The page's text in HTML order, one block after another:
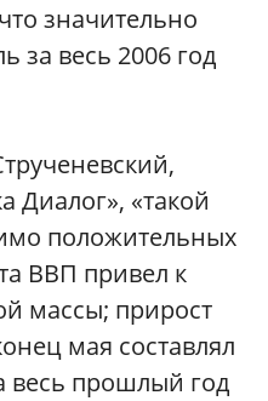
значительно
за весь 2006 год
Диалог», «такой
положительных
ВВП привел к
массы; прирост
мая составлял
весь прошлый год